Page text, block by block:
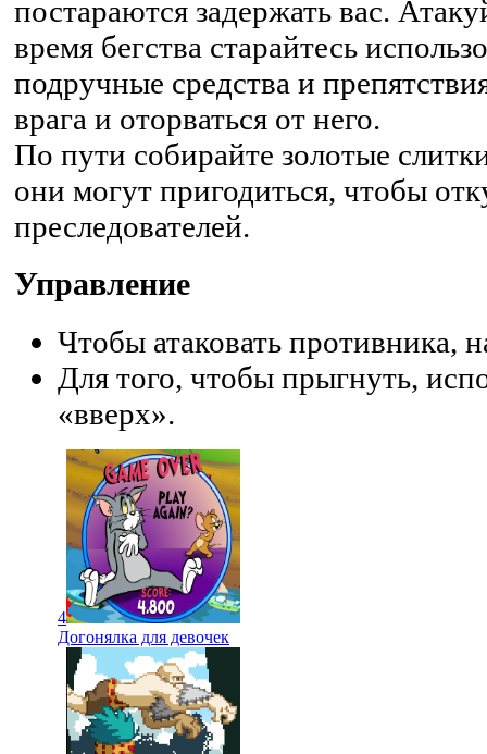
постараются задержать вас.
время бегства старайтесь
подручные средства и
врага и оторваться от него.
По пути собирайте золотые
они могут пригодиться, чтобы
преследователей.
Управление
Чтобы атаковать противника,
Для того, чтобы прыгнуть,
«вверх».
4
Догонялка для девочек